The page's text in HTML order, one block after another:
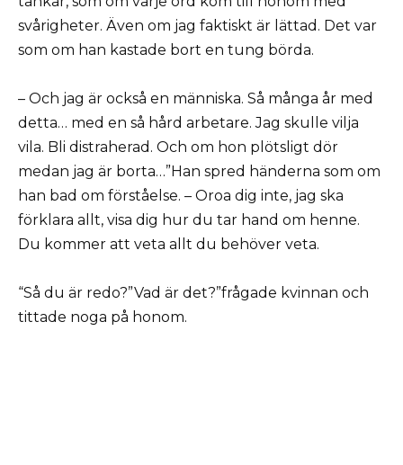
svårigheter. Även om jag faktiskt är lättad. Det var
som om han kastade bort en tung börda.
– Och jag är också en människa. Så många år med
detta… med en så hård arbetare. Jag skulle vilja
vila. Bli distraherad. Och om hon plötsligt dör
medan jag är borta…”Han spred händerna som om
han bad om förståelse. – Oroa dig inte, jag ska
förklara allt, visa dig hur du tar hand om henne.
Du kommer att veta allt du behöver veta.
“Så du är redo?”Vad är det?”frågade kvinnan och
tittade noga på honom.